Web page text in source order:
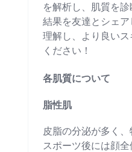
を解析し、肌質を
結果を友達とシェ
理解し、より良い
ください！
各肌質について
脂性肌
皮脂の分泌が多く
スポーツ後には顔全